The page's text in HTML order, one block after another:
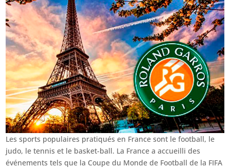
Les sports populaires pratiqués en France sont le football, le
judo, le tennis et le basket-ball. La France a accueilli des
événements tels que la Coupe du Monde de Football de la FIFA